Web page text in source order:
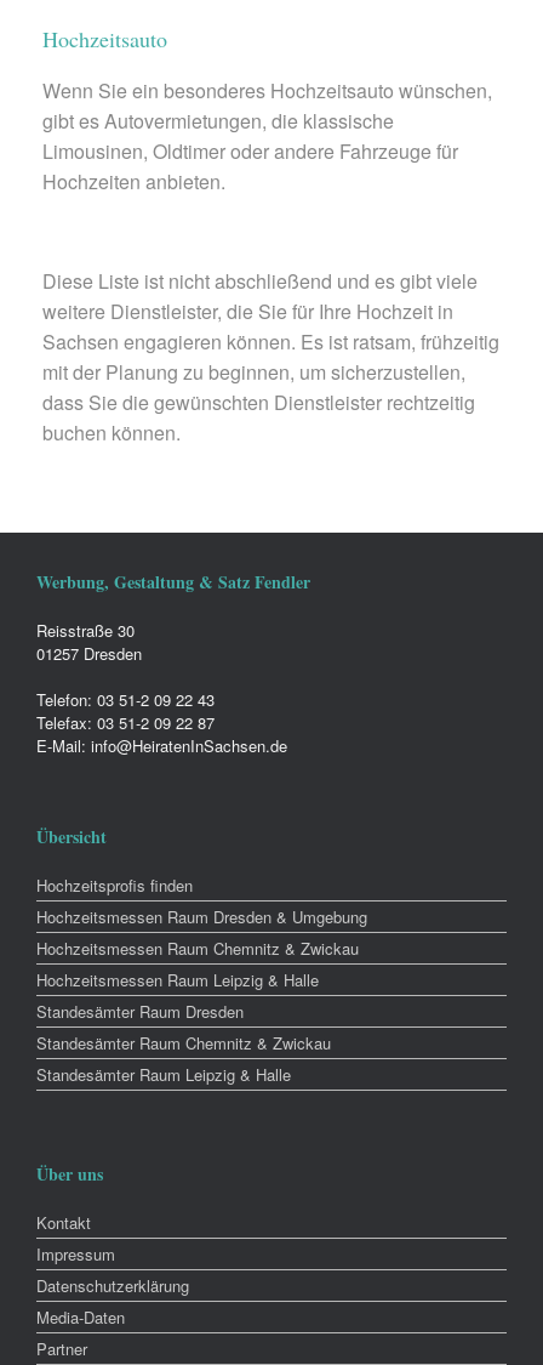
Hochzeitsauto
Wenn Sie ein besonderes Hochzeitsauto wünschen,
gibt es Autovermietungen, die klassische
Limousinen, Oldtimer oder andere Fahrzeuge für
Hochzeiten anbieten.
Diese Liste ist nicht abschließend und es gibt viele
weitere Dienstleister, die Sie für Ihre Hochzeit in
Sachsen engagieren können. Es ist ratsam, frühzeitig
mit der Planung zu beginnen, um sicherzustellen,
dass Sie die gewünschten Dienstleister rechtzeitig
buchen können.
Werbung, Gestaltung & Satz Fendler
Reisstraße 30
01257 Dresden
Telefon: 03 51-2 09 22 43
Telefax: 03 51-2 09 22 87
E-Mail: info@HeiratenInSachsen.de
Übersicht
Hochzeitsprofis finden
Hochzeitsmessen Raum Dresden & Umgebung
Hochzeitsmessen Raum Chemnitz & Zwickau
Hochzeitsmessen Raum Leipzig & Halle
Standesämter Raum Dresden
Standesämter Raum Chemnitz & Zwickau
Standesämter Raum Leipzig & Halle
Über uns
Kontakt
Impressum
Datenschutzerklärung
Media-Daten
Partner